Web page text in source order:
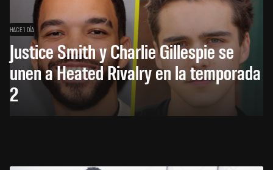
HACE 1 DÍA
Justice Smith y Charlie Gillespie se
unen a Heated Rivalry en la temporada
2